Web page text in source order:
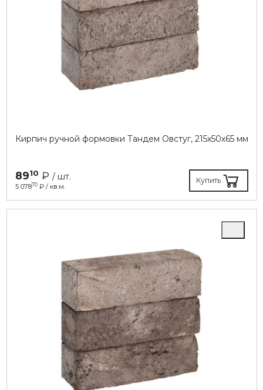
Кирпич ручной формовки Тандем Овстуг, 215х50х65 мм
8910 ₽ / шт.
5 07870₽ / кв.м.
Купить